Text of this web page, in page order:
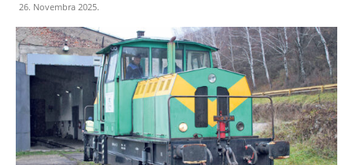
26. Novembra 2025.